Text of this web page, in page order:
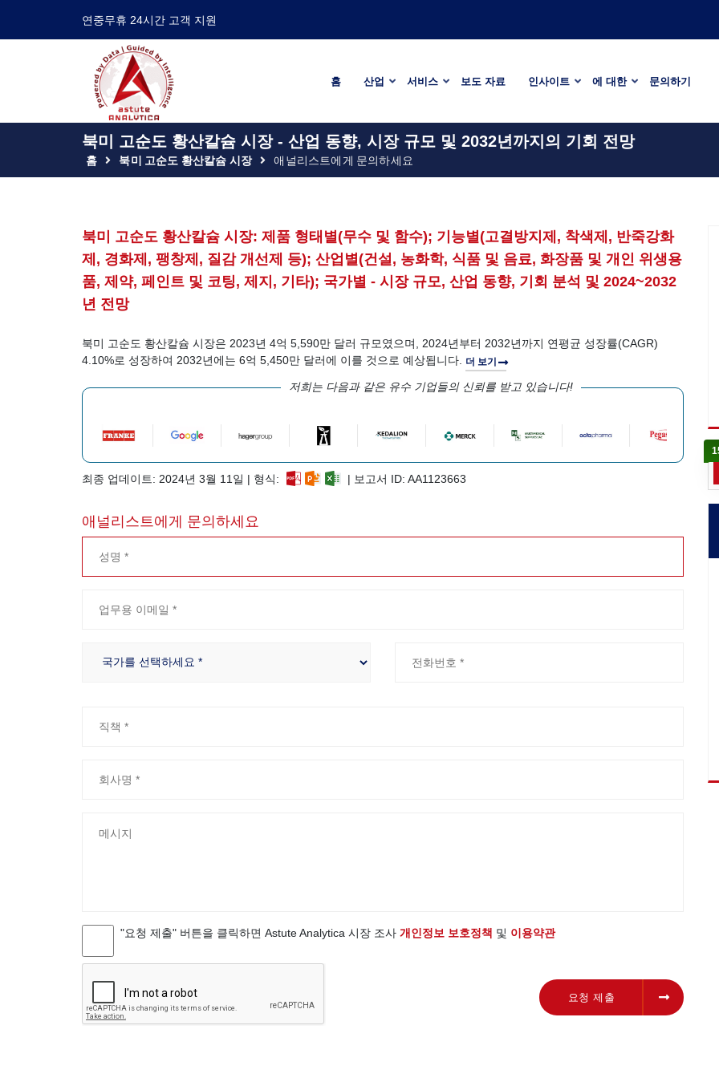
연중무휴 24시간 고객 지원
홈 산업 서비스 보도 자료 인사이트 에 대한 문의하기
북미 고순도 황산칼슘 시장 - 산업 동향, 시장 규모 및 2032년까지의 기회 전망
홈 북미 고순도 황산칼슘 시장 애널리스트에게 문의하세요
북미 고순도 황산칼슘 시장: 제품 형태별(무수 및 함수); 기능별(고결방지제, 착색제, 반죽강화
제, 경화제, 팽창제, 질감 개선제 등); 산업별(건설, 농화학, 식품 및 음료, 화장품 및 개인 위생용
품, 제약, 페인트 및 코팅, 제지, 기타); 국가별 - 시장 규모, 산업 동향, 기회 분석 및 2024~2032
년 전망
북미 고순도 황산칼슘 시장은 2023년 4억 5,590만 달러 규모였으며, 2024년부터 2032년까지 연평균 성장률(CAGR)
4.10%로 성장하여 2032년에는 6억 5,450만 달러에 이를 것으로 예상됩니다.
더 보기
저희는 다음과 같은 유수 기업들의 신뢰를 받고 있습니다!
최종 업데이트: 2024년 3월 11일 | 형식: | 보고서 ID: AA1123663
애널리스트에게 문의하세요
"요청 제출" 버튼을 클릭하면 Astute Analytica 시장 조사 개인정보 보호정책 및 이용약관
요청 제출